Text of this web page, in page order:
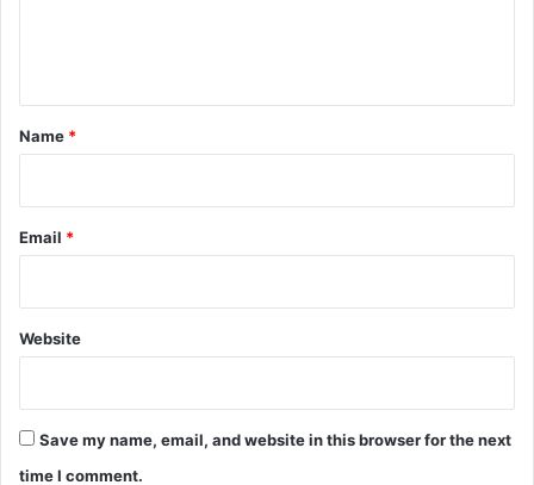
*
Name *
Email *
Website
Save my name, email, and website in this browser for the next
time I comment.